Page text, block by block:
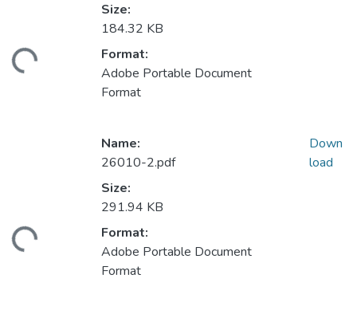
Size:
184.32 KB
Format:
Adobe Portable Document
Format
Name:
26010-2.pdf
Size:
291.94 KB
Format:
Adobe Portable Document
Format
Down
load